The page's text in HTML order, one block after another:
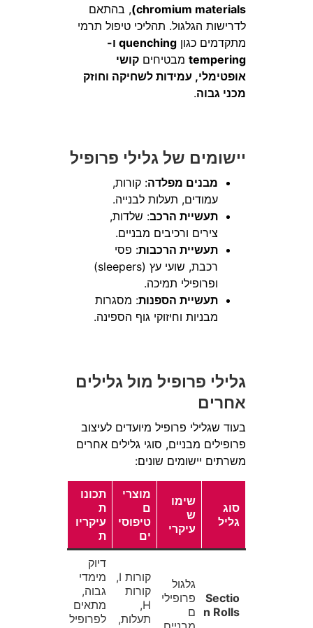
chromium materials) , בהתאם
לדרישות הגלגול. תהליכי טיפול תרמי
מתקדמים כגון
quenching ו-
temperingמבטיחים קושי
אופטימלי, עמידות לשחיקה וחוזק
מכני גבוה.
יישומים של גלילי פרופיל
מבנים מפלדה: קורות,
עמודים, תעלות לבנייה.
תעשיית הרכב: שלדות,
צירים ורכיבים מבניים.
תעשיית הרכבות: פסי
רכבת, שועי עץ (sleepers)
ופרופילי תמיכה.
תעשיית הספנות: מסגרות
מבניות וחיזוקי גוף הספינה.
גלילי פרופיל מול גלילים
אחרים
בעוד שגלילי פרופיל מיועדים לעיצוב
פרופילים מבניים, סוגי גלילים אחרים
משרתים יישומים שונים:
סוג
גליל
שימו
ש
עיקרי
מוצרי
ם
טיפוסי
ים
תכונו
ת
עיקריו
ת
Sectio
n Rolls
גלגול
פרופילי
ם
קורות I,
קורות
H,
תעלות,
דיוק
מימדי
גבוה,
מתאים
לפרופיל